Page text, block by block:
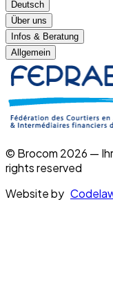
Deutsch
Über uns
Infos & Beratung
Allgemein
© Brocom 2026 —
rights reserved
Website by